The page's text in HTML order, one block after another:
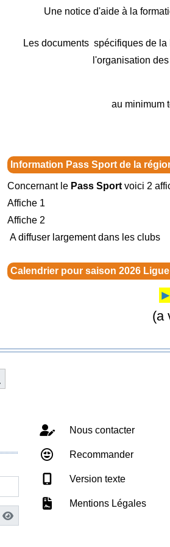
Une notice d'aide à la
Les documents spécifiques de
l'organisation
au minimum
Information Pass Sport de la
Concernant le Pass Sport voici 2
Affiche 1
Affiche 2
A diffuser largement dans les clubs
Calendrier pour saison 2026
(a
Nous contacter
Recommander
Version texte
Mentions Légales